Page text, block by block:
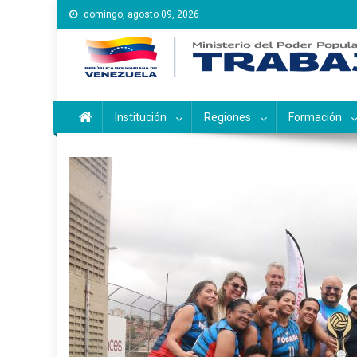
Saltar
al
contenido
domingo, agosto 09, 2026
Instituto Nacional de
Inces
Institución Regiones Formación